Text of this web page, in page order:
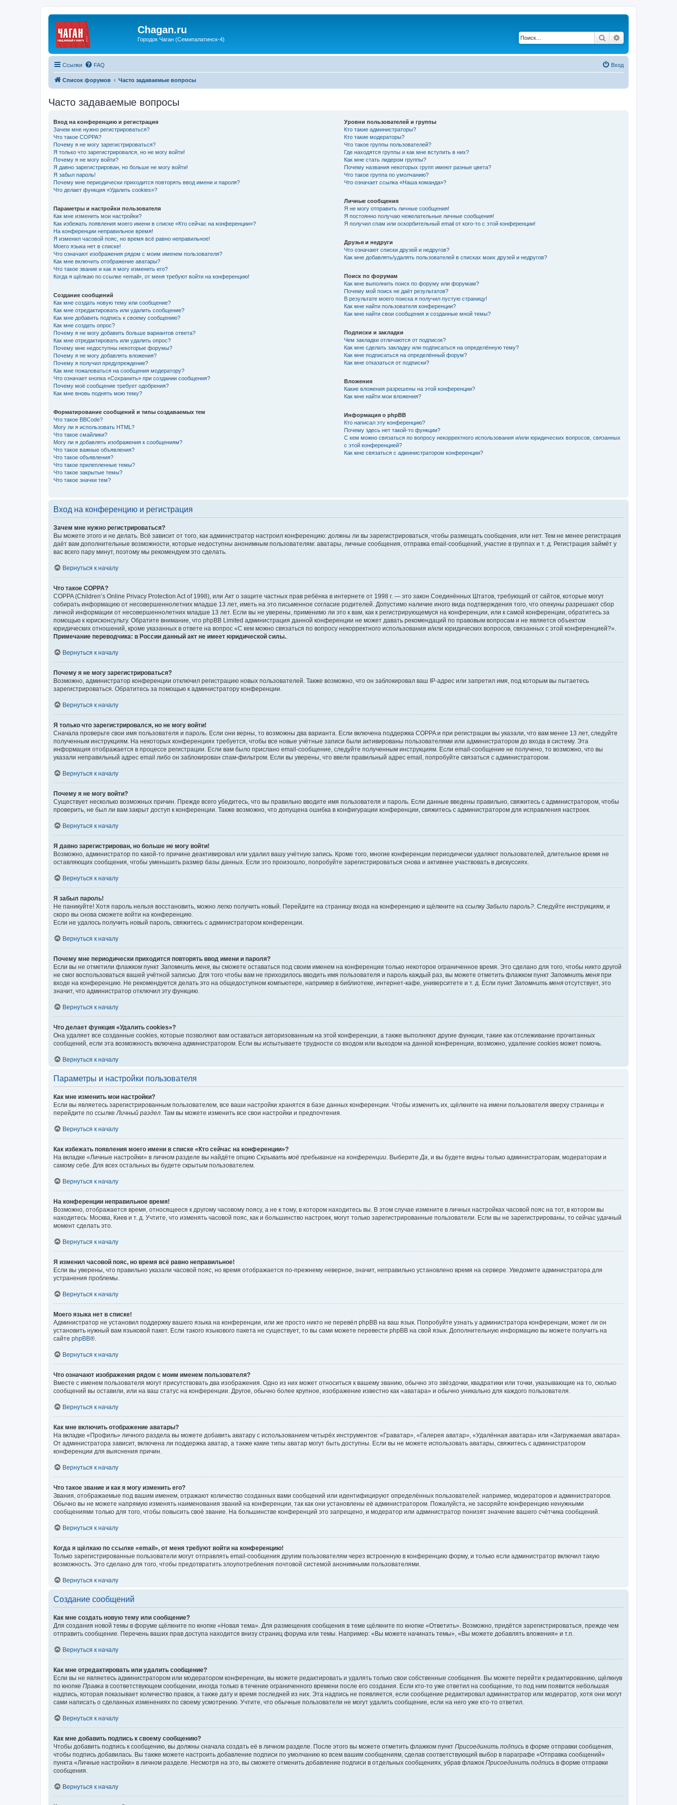
Chagan.ru
Городок Чаган (Семипалатинск-4) Поиск
Ссылки FAQ Вход
Список форумов Часто задаваемые вопросы
Часто задаваемые вопросы
Вход на конференцию и регистрация
Зачем мне нужно регистрироваться?
Что такое COPPA?
Почему я не могу зарегистрироваться?
Я только что зарегистрировался, но не могу войти!
Почему я не могу войти?
Я давно зарегистрирован, но больше не могу войти!
Я забыл пароль!
Почему мне периодически приходится повторять ввод имени и пароля?
Что делает функция «Удалить cookies»?
Параметры и настройки пользователя
Как мне изменить мои настройки?
Как избежать появления моего имени в списке «Кто сейчас на конференции»?
На конференции неправильное время!
Я изменил часовой пояс, но время всё равно неправильное!
Моего языка нет в списке!
Что означают изображения рядом с моим именем пользователя?
Как мне включить отображение аватары?
Что такое звание и как я могу изменить его?
Когда я щёлкаю по ссылке «email», от меня требуют войти на конференцию!
Создание сообщений
Как мне создать новую тему или сообщение?
Как мне отредактировать или удалить сообщение?
Как мне добавить подпись к своему сообщению?
Как мне создать опрос?
Почему я не могу добавить больше вариантов ответа?
Как мне отредактировать или удалить опрос?
Почему мне недоступны некоторые форумы?
Почему я не могу добавлять вложения?
Почему я получил предупреждение?
Как мне пожаловаться на сообщения модератору?
Что означает кнопка «Сохранить» при создании сообщения?
Почему моё сообщение требует одобрения?
Как мне вновь поднять мою тему?
Форматирование сообщений и типы создаваемых тем
Что такое BBCode?
Могу ли я использовать HTML?
Что такое смайлики?
Могу ли я добавлять изображения к сообщениям?
Что такое важные объявления?
Что такое объявления?
Что такое прилепленные темы?
Что такое закрытые темы?
Что такое значки тем?
Уровни пользователей и группы
Кто такие администраторы?
Кто такие модераторы?
Что такое группы пользователей?
Где находятся группы и как мне вступить в них?
Как мне стать лидером группы?
Почему названия некоторых групп имеют разные цвета?
Что такое группа по умолчанию?
Что означает ссылка «Наша команда»?
Личные сообщения
Я не могу отправить личные сообщения!
Я постоянно получаю нежелательные личные сообщения!
Я получил спам или оскорбительный email от кого-то с этой конференции!
Друзья и недруги
Что означают списки друзей и недругов?
Как мне добавлять/удалять пользователей в списках моих друзей и недругов?
Поиск по форумам
Как мне выполнить поиск по форуму или форумам?
Почему мой поиск не даёт результатов?
В результате моего поиска я получил пустую страницу!
Как мне найти пользователя конференции?
Как мне найти свои сообщения и созданные мной темы?
Подписки и закладки
Чем закладки отличаются от подписок?
Как мне сделать закладку или подписаться на определённую тему?
Как мне подписаться на определённый форум?
Как мне отказаться от подписки?
Вложения
Какие вложения разрешены на этой конференции?
Как мне найти мои вложения?
Информация о phpBB
Кто написал эту конференцию?
Почему здесь нет такой-то функции?
С кем можно связаться по вопросу некорректного использования и/или юридических вопросов, связанных
с этой конференцией?
Как мне связаться с администратором конференции?
Вход на конференцию и регистрация
Зачем мне нужно регистрироваться?
Вы можете этого и не делать. Всё зависит от того, как администратор настроил конференцию: должны ли вы зарегистрироваться, чтобы размещать сообщения, или нет. Тем не менее регистрация
даёт вам дополнительные возможности, которые недоступны анонимным пользователям: аватары, личные сообщения, отправка email-сообщений, участие в группах и т. д. Регистрация займёт у
вас всего пару минут, поэтому мы рекомендуем это сделать.
Вернуться к началу
Что такое COPPA?
COPPA (Children’s Online Privacy Protection Act of 1998), или Акт о защите частных прав ребёнка в интернете от 1998 г. — это закон Соединённых Штатов, требующий от сайтов, которые могут
собирать информацию от несовершеннолетних младше 13 лет, иметь на это письменное согласие родителей. Допустимо наличие иного вида подтверждения того, что опекуны разрешают сбор
личной информации от несовершеннолетних младше 13 лет. Если вы не уверены, применимо ли это к вам, как к регистрирующемуся на конференции, или к самой конференции, обратитесь за
помощью к юрисконсульту. Обратите внимание, что phpBB Limited администрация данной конференции не может давать рекомендаций по правовым вопросам и не является объектом
юридических отношений, кроме указанных в ответе на вопрос «С кем можно связаться по вопросу некорректного использования и/или юридических вопросов, связанных с этой конференцией?».
Примечание переводчика: в России данный акт не имеет юридической силы.
Вернуться к началу
Почему я не могу зарегистрироваться?
Возможно, администратор конференции отключил регистрацию новых пользователей. Также возможно, что он заблокировал ваш IP-адрес или запретил имя, под которым вы пытаетесь
зарегистрироваться. Обратитесь за помощью к администратору конференции.
Вернуться к началу
Я только что зарегистрировался, но не могу войти!
Сначала проверьте свои имя пользователя и пароль. Если они верны, то возможны два варианта. Если включена поддержка COPPA и при регистрации вы указали, что вам менее 13 лет, следуйте
полученным инструкциям. На некоторых конференциях требуется, чтобы все новые учётные записи были активированы пользователями или администратором до входа в систему. Эта
информация отображается в процессе регистрации. Если вам было прислано email-сообщение, следуйте полученным инструкциям. Если email-сообщение не получено, то возможно, что вы
указали неправильный адрес email либо он заблокирован спам-фильтром. Если вы уверены, что ввели правильный адрес email, попробуйте связаться с администратором.
Вернуться к началу
Почему я не могу войти?
Существует несколько возможных причин. Прежде всего убедитесь, что вы правильно вводите имя пользователя и пароль. Если данные введены правильно, свяжитесь с администратором, чтобы
проверить, не был ли вам закрыт доступ к конференции. Также возможно, что допущена ошибка в конфигурации конференции, свяжитесь с администратором для исправления настроек.
Вернуться к началу
Я давно зарегистрирован, но больше не могу войти!
Возможно, администратор по какой-то причине деактивировал или удалил вашу учётную запись. Кроме того, многие конференции периодически удаляют пользователей, длительное время не
оставляющих сообщения, чтобы уменьшить размер базы данных. Если это произошло, попробуйте зарегистрироваться снова и активнее участвовать в дискуссиях.
Вернуться к началу
Я забыл пароль!
Не паникуйте! Хотя пароль нельзя восстановить, можно легко получить новый. Перейдите на страницу входа на конференцию и щёлкните на ссылку Забыли пароль? . Следуйте инструкциям, и
скоро вы снова сможете войти на конференцию.
Если не удалось получить новый пароль, свяжитесь с администратором конференции.
Вернуться к началу
Почему мне периодически приходится повторять ввод имени и пароля?
Если вы не отметили флажком пункт Запомнить меня , вы сможете оставаться под своим именем на конференции только некоторое ограниченное время. Это сделано для того, чтобы никто другой
не смог воспользоваться вашей учётной записью. Для того чтобы вам не приходилось вводить имя пользователя и пароль каждый раз, вы можете отметить флажком пункт Запомнить меня при
входе на конференцию. Не рекомендуется делать это на общедоступном компьютере, например в библиотеке, интернет-кафе, университете и т. д. Если пункт Запомнить меня отсутствует, это
значит, что администратор отключил эту функцию.
Вернуться к началу
Что делает функция «Удалить cookies»?
Она удаляет все созданные cookies, которые позволяют вам оставаться авторизованным на этой конференции, а также выполняют другие функции, такие как отслеживание прочитанных
сообщений, если эта возможность включена администратором. Если вы испытываете трудности со входом или выходом на данной конференции, возможно, удаление cookies может помочь.
Вернуться к началу
Параметры и настройки пользователя
Как мне изменить мои настройки?
Если вы являетесь зарегистрированным пользователем, все ваши настройки хранятся в базе данных конференции. Чтобы изменить их, щёлкните на имени пользователя вверху страницы и
перейдите по ссылке Личный раздел . Там вы можете изменить все свои настройки и предпочтения.
Вернуться к началу
Как избежать появления моего имени в списке «Кто сейчас на конференции»?
На вкладке «Личные настройки» в личном разделе вы найдёте опцию Скрывать моё пребывание на конференции . Выберите Да , и вы будете видны только администраторам, модераторам и
самому себе. Для всех остальных вы будете скрытым пользователем.
Вернуться к началу
На конференции неправильное время!
Возможно, отображается время, относящееся к другому часовому поясу, а не к тому, в котором находитесь вы. В этом случае измените в личных настройках часовой пояс на тот, в котором вы
находитесь: Москва, Киев и т. д. Учтите, что изменять часовой пояс, как и большинство настроек, могут только зарегистрированные пользователи. Если вы не зарегистрированы, то сейчас удачный
момент сделать это.
Вернуться к началу
Я изменил часовой пояс, но время всё равно неправильное!
Если вы уверены, что правильно указали часовой пояс, но время отображается по-прежнему неверное, значит, неправильно установлено время на сервере. Уведомите администратора для
устранения проблемы.
Вернуться к началу
Моего языка нет в списке!
Администратор не установил поддержку вашего языка на конференции, или же просто никто не перевёл phpBB на ваш язык. Попробуйте узнать у администратора конференции, может ли он
установить нужный вам языковой пакет. Если такого языкового пакета не существует, то вы сами можете перевести phpBB на свой язык. Дополнительную информацию вы можете получить на
сайте phpBB®.
Вернуться к началу
Что означают изображения рядом с моим именем пользователя?
Вместе с именем пользователя могут присутствовать два изображения. Одно из них может относиться к вашему званию, обычно это звёздочки, квадратики или точки, указывающие на то, сколько
сообщений вы оставили, или на ваш статус на конференции. Другое, обычно более крупное, изображение известно как «аватара» и обычно уникально для каждого пользователя.
Вернуться к началу
Как мне включить отображение аватары?
На вкладке «Профиль» личного раздела вы можете добавить аватару с использованием четырёх инструментов: «Граватар», «Галерея аватар», «Удалённая аватара» или «Загружаемая аватара».
От администратора зависит, включена ли поддержка аватар, а также какие типы аватар могут быть доступны. Если вы не можете использовать аватары, свяжитесь с администратором
конференции для выяснения причин.
Вернуться к началу
Что такое звание и как я могу изменить его?
Звания, отображаемые под вашим именем, отражают количество созданных вами сообщений или идентифицируют определённых пользователей: например, модераторов и администраторов.
Обычно вы не можете напрямую изменять наименования званий на конференции, так как они установлены её администратором. Пожалуйста, не засоряйте конференцию ненужными
сообщениями только для того, чтобы повысить своё звание. На большинстве конференций это запрещено, и модератор или администратор понизят значение вашего счётчика сообщений.
Вернуться к началу
Когда я щёлкаю по ссылке «email», от меня требуют войти на конференцию!
Только зарегистрированные пользователи могут отправлять email-сообщения другим пользователям через встроенную в конференцию форму, и только если администратор включил такую
возможность. Это сделано для того, чтобы предотвратить злоупотребления почтовой системой анонимными пользователями.
Вернуться к началу
Создание сообщений
Как мне создать новую тему или сообщение?
Для создания новой темы в форуме щёлкните по кнопке «Новая тема». Для размещения сообщения в теме щёлкните по кнопке «Ответить». Возможно, придётся зарегистрироваться, прежде чем
отправить сообщение. Перечень ваших прав доступа находится внизу страниц форума или темы. Например: «Вы можете начинать темы», «Вы можете добавлять вложения» и т.п.
Вернуться к началу
Как мне отредактировать или удалить сообщение?
Если вы не являетесь администратором или модератором конференции, вы можете редактировать и удалять только свои собственные сообщения. Вы можете перейти к редактированию, щёлкнув
по кнопке Правка в соответствующем сообщении, иногда только в течение ограниченного времени после его создания. Если кто-то уже ответил на сообщение, то под ним появится небольшая
надпись, которая показывает количество правок, а также дату и время последней из них. Эта надпись не появляется, если сообщение редактировал администратор или модератор, хотя они могут
сами написать о сделанных изменениях по своему усмотрению. Учтите, что обычные пользователи не могут удалить сообщение, если на него уже кто-то ответил.
Вернуться к началу
Как мне добавить подпись к своему сообщению?
Чтобы добавить подпись к сообщению, вы должны сначала создать её в личном разделе. После этого вы можете отметить флажком пункт Присоединить подпись в форме отправки сообщения,
чтобы подпись добавилась. Вы также можете настроить добавление подписи по умолчанию ко всем вашим сообщениям, сделав соответствующий выбор в параграфе «Отправка сообщений»
пункта «Личные настройки» в личном разделе. Несмотря на это, вы сможете отменить добавление подписи в отдельных сообщениях, убрав флажок Присоединить подпись в форме отправки
сообщения.
Вернуться к началу